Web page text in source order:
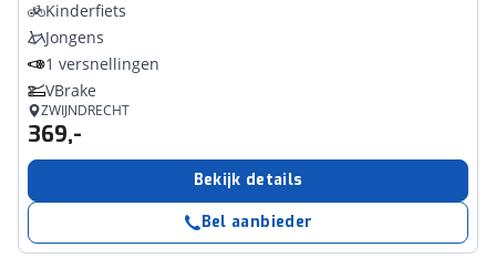
Kinderfiets
Jongens
1 versnellingen
VBrake
ZWIJNDRECHT
369,-
Bekijk details
Bel aanbieder